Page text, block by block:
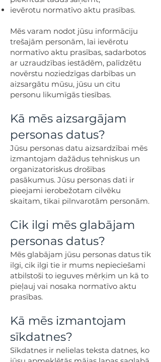
ievērotu normatīvo aktu prasības.
Mēs varam nodot jūsu informāciju
trešajām personām, lai ievērotu
normatīvo aktu prasības, sadarbotos
ar uzraudzības iestādēm, palīdzētu
novērstu noziedzīgas darbības un
aizsargātu mūsu, jūsu un citu
personu likumīgās tiesības.
Kā mēs aizsargājam
personas datus?
Jūsu personas datu aizsardzībai mēs
izmantojam dažādus tehniskus un
organizatoriskus drošības
pasākumus. Jūsu personas dati ir
pieejami ierobežotam cilvēku
skaitam, tikai pilnvarotām personām.
Cik ilgi mēs glabājam
personas datus?
Mēs glabājam jūsu personas datus tik
ilgi, cik ilgi tie ir mums nepieciešami
atbilstoši to ieguves mērķim un kā to
pieļauj vai nosaka normatīvo aktu
prasības.
Kā mēs izmantojam
sīkdatnes?
Sīkdatnes ir nelielas teksta datnes, ko